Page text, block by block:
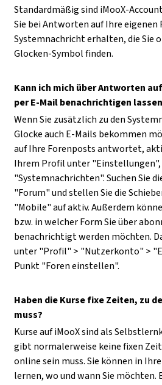
Standardmäßig sind iMooX-
Sie bei Antworten auf Ihre eigenen
Systemnachricht erhalten, die Sie
Glocken-Symbol finden.
Kann ich mich über Antworten
per E-Mail benachrichtigen
Wenn Sie zusätzlich zu den
Glocke auch E-Mails bekommen
auf Ihre Forenposts antwortet,
Ihrem Profil unter "Einstellungen",
"Systemnachrichten". Suchen Sie
"Forum" und stellen Sie die
"Mobile" auf aktiv. Außerdem
bzw. in welcher Form Sie über
benachrichtigt werden möchten.
unter "Profil" > "Nutzerkonto" >
Punkt "Foren einstellen".
Haben die Kurse fixe Zeiten, zu
muss?
Kurse auf iMooX sind als
gibt normalerweise keine fixen
online sein muss. Sie können in
lernen, wo und wann Sie möchten.